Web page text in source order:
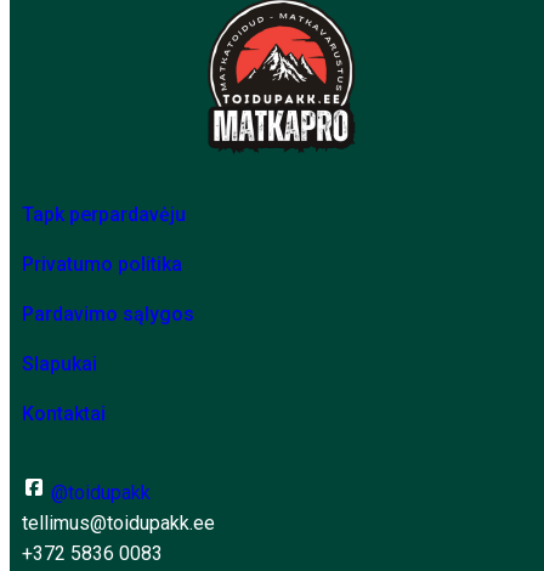
Tapk perpardavėju
Privatumo politika
Pardavimo sąlygos
Slapukai
Kontaktai
@toidupakk
tellimus@toidupakk.ee
+372 5836 0083